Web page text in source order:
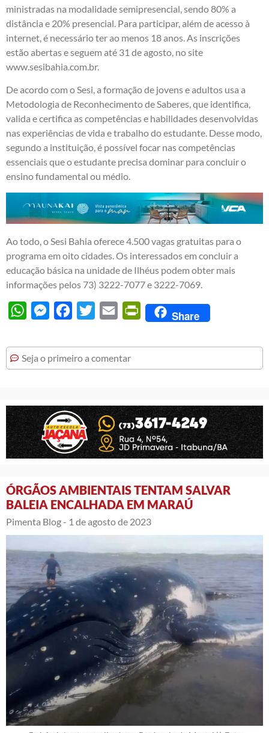
ministradas na modalidade semipresencial, sendo 80% a
distância e 20% presencial. Para participar, além de acesso à
internet, é necessário ter ao menos 18 anos. As inscrições
estão abertas e seguem até 31 de agosto, no site
www.sesibahia.com.br.
De acordo com o Sesi, a formação de jovens e adultos usa a
Metodologia de Reconhecimento de Saberes, que identifica,
valida e certifica as competências e habilidades desenvolvidas
nas experiências de vida e trabalho do estudante. Desse modo,
segundo a instituição, é possível focar nas competências
essenciais que o estudante precisa dominar para concluir o
ensino fundamental ou médio.
Ao todo, o Sesi Bahia oferece 4.500 vagas gratuitas para o
programa em oito cidades. Os interessados em concluir a
educação básica na unidade de Ilhéus podem obter mais
informações pelos 73) 3222-7077 e 3222-7069.
WhatsAppMessengerFacebook
Twitter Email PrintFriendly
Share
Seja o primeiro a comentar
ÓRGÃOS AMBIENTAIS TENTAM SALVAR
BALEIA ENCALHADA EM MARAÚ
Pimenta Blog - 1 de agosto de 2023